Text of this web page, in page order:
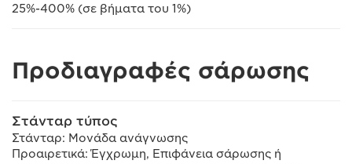
25%-400% (σε βήματα του 1%)
Προδιαγραφές σάρωσης
Στάνταρ τύπος
Στάνταρ: Μονάδα ανάγνωσης
Προαιρετικά: Έγχρωμη, Επιφάνεια σάρωσης ή